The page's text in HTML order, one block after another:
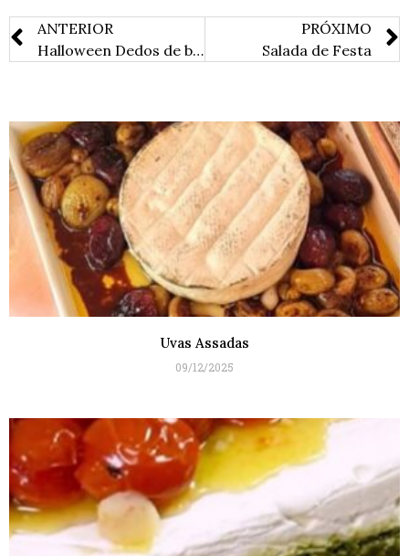
ANTERIOR
Halloween Dedos de bruxa
PRÓXIMO
Salada de Festa
Uvas Assadas
09/12/2025